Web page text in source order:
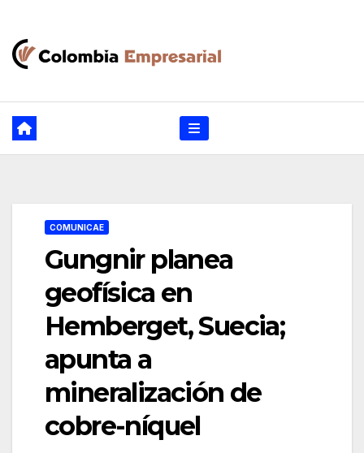
contenido
COMUNICAE
Gungnir planea
geofísica en
Hemberget, Suecia;
apunta a
mineralización de
cobre-níquel